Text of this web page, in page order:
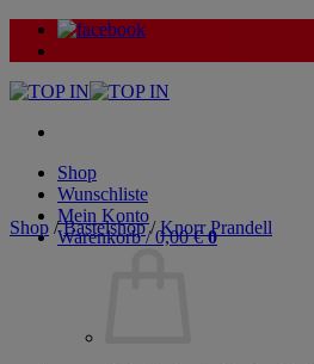
Zum
Inhalt
Shop
Wunschliste
Mein Konto
Warenkorb /0,00€ 0
Shop / Bastelshop / Knorr Prandell